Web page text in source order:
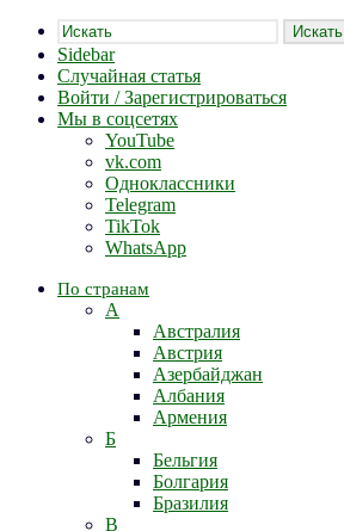
Искать
Sidebar
Случайная статья
Войти / Зарегистрироваться
Мы в соцсетях
YouTube
vk.com
Одноклассники
Telegram
TikTok
WhatsApp
По странам
А
Австралия
Австрия
Азербайджан
Албания
Армения
Б
Бельгия
Болгария
Бразилия
В